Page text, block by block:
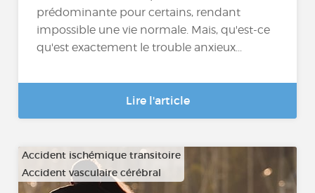
prédominante pour certains, rendant
impossible une vie normale. Mais, qu'est-ce
qu'est exactement le trouble anxieux...
Lire l'article
Accident ischémique transitoire
Accident vasculaire cérébral